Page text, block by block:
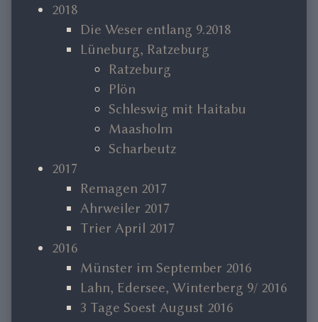
2018
Die Weser entlang 9.2018
Lüneburg, Ratzeburg
Ratzeburg
Plön
Schleswig mit Haitabu
Maasholm
Scharbeutz
2017
Remagen 2017
Ahrweiler 2017
Trier April 2017
2016
Münster im September 2016
Lahn, Edersee, Winterberg 9/ 2016
3 Tage Soest August 2016